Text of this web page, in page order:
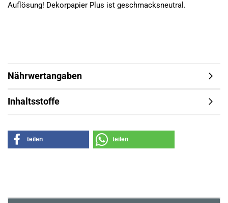
Auflösung! Dekorpapier Plus ist geschmacksneutral.
Nährwertangaben
Inhaltsstoffe
teilen teilen